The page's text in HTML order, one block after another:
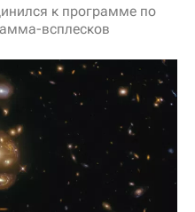
к программе по
всплесков